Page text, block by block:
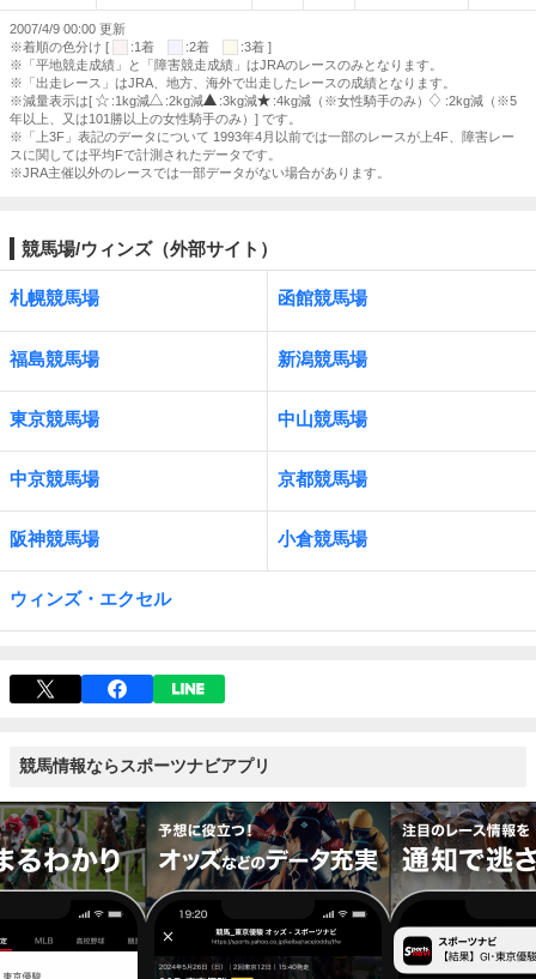
2007/4/9 00:00 更新
※着順の色分け [
:1着 :2着
:3着 ]
※「平地競走成績」と「障害競走成績」はJRAのレースのみとなります。
※「出走レース」はJRA、地方、海外で出走したレースの成績となります。
※減量表示は[
:1kg減 :2kg減 :3kg減 :4kg減（※女性騎手のみ）
:2kg減（※5
年以上、又は101勝以上の女性騎手のみ）] です。
※「上3F」表記のデータについて 1993年4月以前では一部のレースが上4F、障害レー
スに関しては平均Fで計測されたデータです。
※JRA主催以外のレースでは一部データがない場合があります。
競馬場/ウィンズ（外部サイト）
札幌競馬場 函館競馬場
福島競馬場 新潟競馬場
東京競馬場 中山競馬場
中京競馬場 京都競馬場
阪神競馬場 小倉競馬場
ウィンズ・エクセル
競馬情報ならスポーツナビアプリ